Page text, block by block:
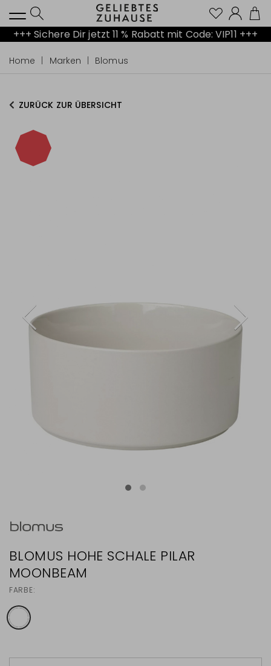
+++ Sichere Dir jetzt 11 % Rabatt mit Code: VIP11 +++
Home Marken Blomus
ZURÜCK ZUR ÜBERSICHT
BLOMUS HOHE SCHALE PILAR
MOONBEAM
FARBE: